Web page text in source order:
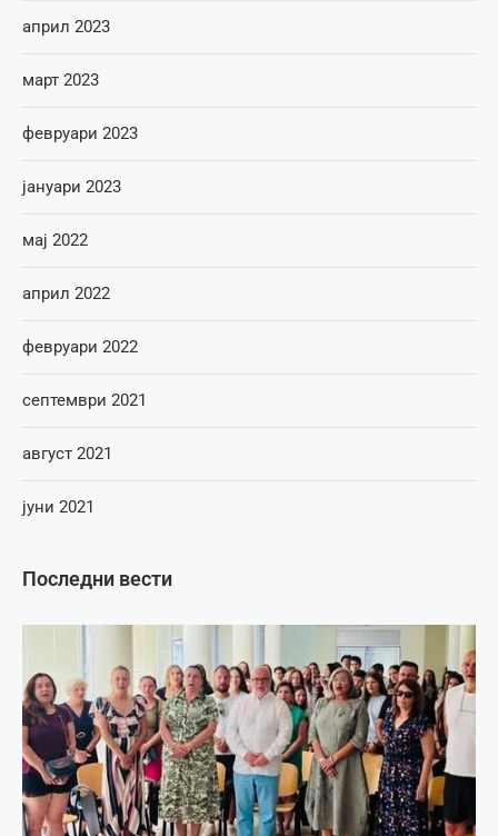
Последни вести
април 2023
март 2023
февруари 2023
јануари 2023
мај 2022
април 2022
февруари 2022
септември 2021
август 2021
јуни 2021